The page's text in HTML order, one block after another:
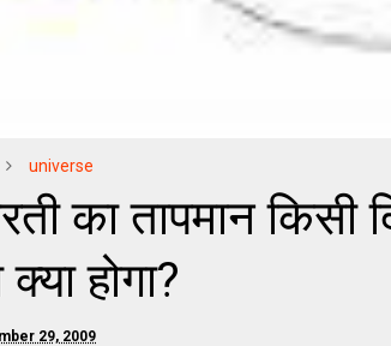
universe
का तापमान किसी
होगा?
29, 2009